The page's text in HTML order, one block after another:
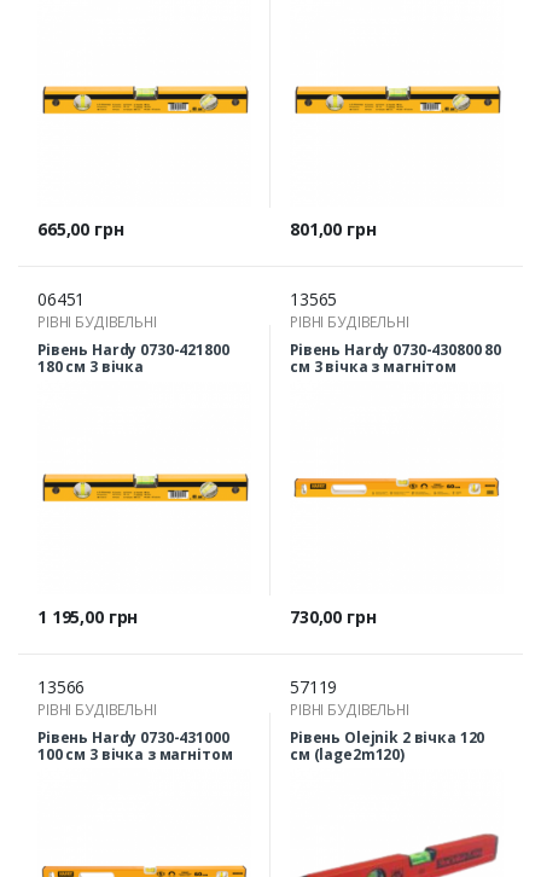
Ціна
665,00 грн Ціна
801,00 грн
06451
РІВНІ БУДІВЕЛЬНІ
Рівень Hardy 0730-421800
180 см 3 вічка
Ціна
1 195,00 грн
13565
РІВНІ БУДІВЕЛЬНІ
Рівень Hardy 0730-430800 80
см 3 вічка з магнітом
Ціна
730,00 грн
13566
РІВНІ БУДІВЕЛЬНІ
Рівень Hardy 0730-431000
100 см 3 вічка з магнітом
57119
РІВНІ БУДІВЕЛЬНІ
Рівень Olejnik 2 вічка 120
см (lage2m120)